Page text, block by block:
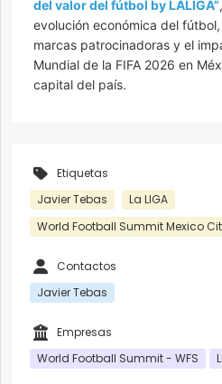
del valor del fútbol by LALIGA”
evolución económica del
marcas patrocinadoras y el
Mundial de la FIFA 2026 en
capital del país.
Etiquetas
Javier Tebas
La LIGA
World Football Summit Mexico
Contactos
Javier Tebas
Empresas
World Football Summit - WFS